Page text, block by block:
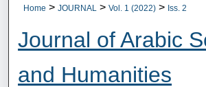
Home > JOURNAL > Vol. 1 (2022) > Iss. 2
Journal of Arabic
and Humanities